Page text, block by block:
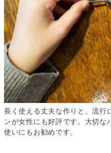
長く使える丈夫な作りと、流行
ンが女性にも好評です。大切な
使いにもお勧めです。